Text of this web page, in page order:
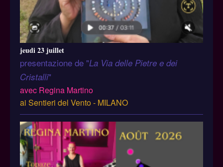
jeudi 23 juillet
presentazione de "La Via delle Pietre e dei
Cristalli"
avec Regina Martino
ai Sentieri del Vento - MILANO